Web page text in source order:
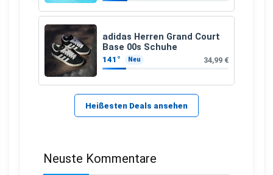
adidas Herren Grand Court
Base 00s Schuhe
141° Neu 34,99 €
Heißesten Deals ansehen
Neuste Kommentare